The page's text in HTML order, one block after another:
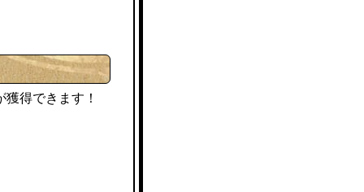
得できます！